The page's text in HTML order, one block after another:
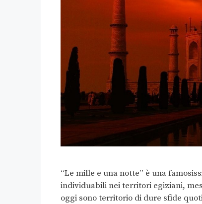
“Le mille e una notte” è una
individuabili nei territori egiziani,
oggi sono territorio di dure sfide